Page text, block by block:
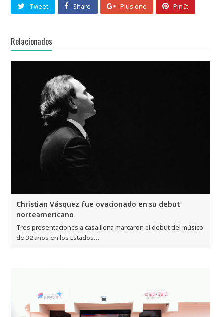
Tweet Share Plus one Pin It
Relacionados
Christian Vásquez fue ovacionado en su debut
norteamericano
Tres presentaciones a casa llena marcaron el debut del músico
de 32 años en los Estados…